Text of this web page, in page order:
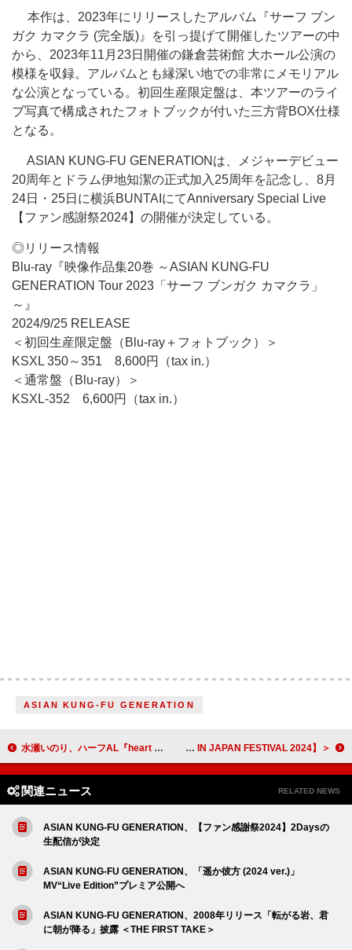
本作は、2023年にリリースしたアルバム『サーフ ブン
ガク カマクラ (完全版)』を引っ提げて開催したツアーの中
から、2023年11月23日開催の鎌倉芸術館 大ホール公演の
模様を収録。アルバムとも縁深い地での非常にメモリアル
な公演となっている。初回生産限定盤は、本ツアーのライ
ブ写真で構成されたフォトブックが付いた三方背BOX仕様
となる。
ASIAN KUNG-FU GENERATIONは、メジャーデビュー
20周年とドラム伊地知潔の正式加入25周年を記念し、8月
24日・25日に横浜BUNTAIにてAnniversary Special Live
【ファン感謝祭2024】の開催が決定している。
◎リリース情報
Blu-ray『映像作品集20巻 ～ASIAN KUNG-FU
GENERATION Tour 2023「サーフ ブンガク カマクラ」
～』
2024/9/25 RELEASE
＜初回生産限定盤（Blu-ray＋フォトブック）＞
KSXL 350～351 8,600円（tax in.）
＜通常盤（Blu-ray）＞
KSXL-352 6,600円（tax in.）
ASIAN KUNG-FU GENERATION
水瀬いのり、ハーフAL『heart bookmark』収録曲「フラーグム」MVフルサイズ公開 ＜ライブレポート＞Number_i、初の日本フェス出演で熱気溢れるパフォーマンス【ROCK IN JAPAN FESTIVAL 2024】
関連ニュース RELATED NEWS
ASIAN KUNG-FU GENERATION、【ファン感謝祭2024】2Daysの
生配信が決定
ASIAN KUNG-FU GENERATION、「遥か彼方 (2024 ver.)」
MV“Live Edition”プレミア公開へ
ASIAN KUNG-FU GENERATION、2008年リリース「転がる岩、君
に朝が降る」披露 ＜THE FIRST TAKE＞